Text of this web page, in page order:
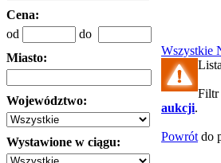
Cena:
od
do
Miasto:
Województwo:
Wystawione w ciągu:
Wszystkie
Filtr
aukcji.
Powrót do